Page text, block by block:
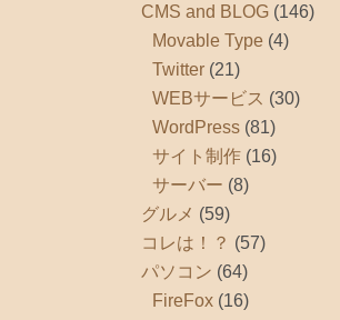
CMS and BLOG (146)
Movable Type (4)
Twitter (21)
WEBサービス (30)
WordPress (81)
サイト制作 (16)
サーバー (8)
グルメ (59)
コレは！？ (57)
パソコン (64)
FireFox (16)